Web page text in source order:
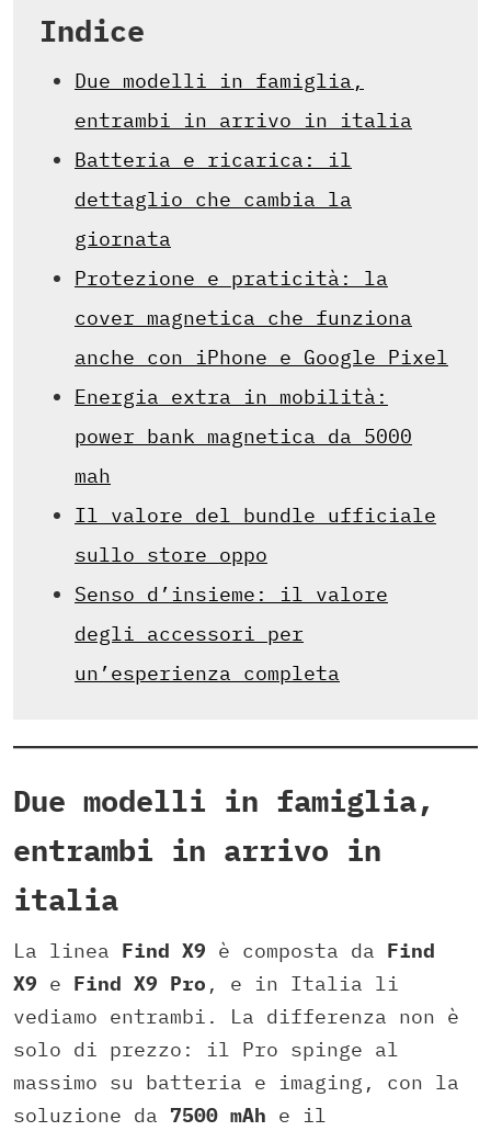
Indice
Due modelli in famiglia,
entrambi in arrivo in italia
Batteria e ricarica: il
dettaglio che cambia la
giornata
Protezione e praticità: la
cover magnetica che funziona
anche con iPhone e Google Pixel
Energia extra in mobilità:
power bank magnetica da 5000
mah
Il valore del bundle ufficiale
sullo store oppo
Senso d’insieme: il valore
degli accessori per
un’esperienza completa
Due modelli in famiglia,
entrambi in arrivo in
italia
La linea Find X9 è composta da Find
X9 e Find X9 Pro , e in Italia li
vediamo entrambi. La differenza non è
solo di prezzo: il Pro spinge al
massimo su batteria e imaging, con la
soluzione da 7500 mAh e il